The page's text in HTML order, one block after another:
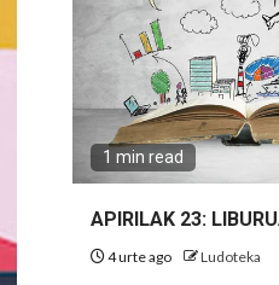
1 min read
APIRILAK 23:
4 urte ago Ludoteka